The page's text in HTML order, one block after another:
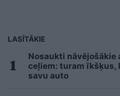
LASĪTĀKIE
Nosaukti nāvējošākie
ceļiem: turam īkšķus,
savu auto